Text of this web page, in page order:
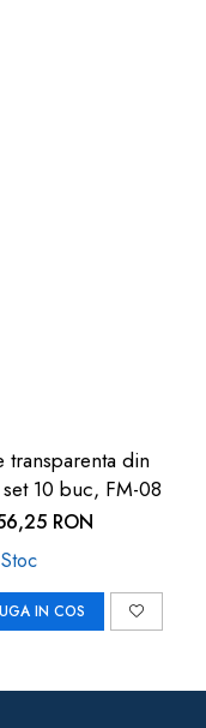
din
10 buc, FM-08
RON
IN COS